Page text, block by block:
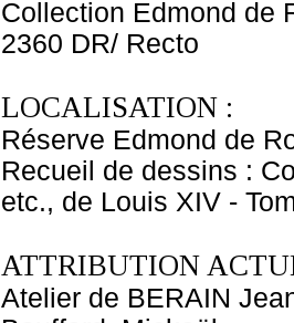
Collection Edmond de
2360 DR/ Recto
LOCALISATION :
Réserve Edmond de
Recueil de dessins :
etc., de Louis XIV -
ATTRIBUTION
Atelier de BERAIN